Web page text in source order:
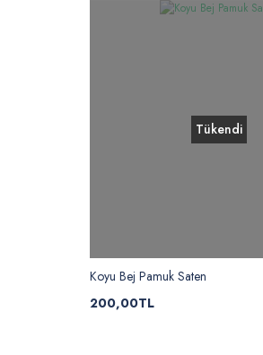
Tükendi
Koyu Bej Pamuk Saten
200,00TL